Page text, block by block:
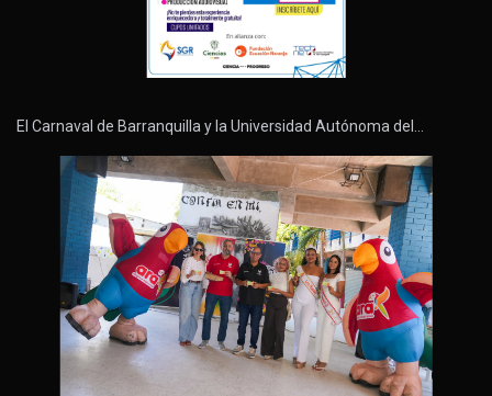
El Carnaval de Barranquilla y la Universidad Autónoma del…